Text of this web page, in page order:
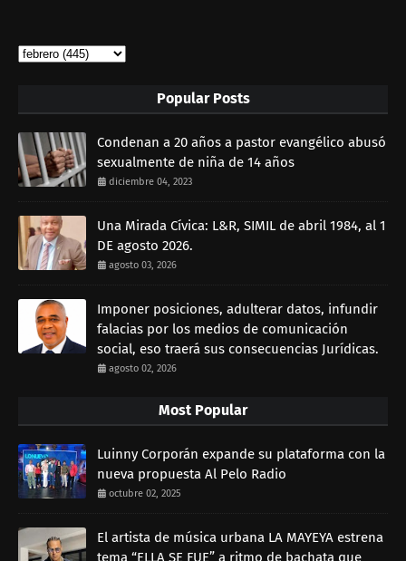
Popular Posts
Condenan a 20 años a pastor evangélico abusó
sexualmente de niña de 14 años
diciembre 04, 2023
Una Mirada Cívica: L&R, SIMIL de abril 1984, al 1
DE agosto 2026.
agosto 03, 2026
Imponer posiciones, adulterar datos, infundir
falacias por los medios de comunicación
social, eso traerá sus consecuencias Jurídicas.
agosto 02, 2026
Most Popular
Luinny Corporán expande su plataforma con la
nueva propuesta Al Pelo Radio
octubre 02, 2025
El artista de música urbana LA MAYEYA estrena
tema “ELLA SE FUE” a ritmo de bachata que